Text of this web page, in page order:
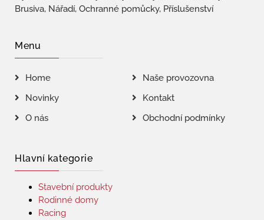
Brusiva, Nářadí, Ochranné pomůcky, Příslušenství
Menu
Home
Naše provozovna
Novinky
Kontakt
O nás
Obchodní podmínky
Hlavní kategorie
Stavební produkty
Rodinné domy
Racing